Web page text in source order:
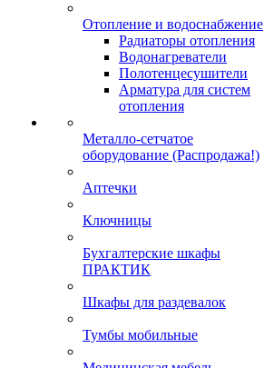
Отопление и водоснабжение
Радиаторы отопления
Водонагреватели
Полотенцесушители
Арматура для систем
отопления
Металло-сетчатое
оборудование (Распродажа!)
Аптечки
Ключницы
Бухгалтерские шкафы
ПРАКТИК
Шкафы для раздевалок
Тумбы мобильные